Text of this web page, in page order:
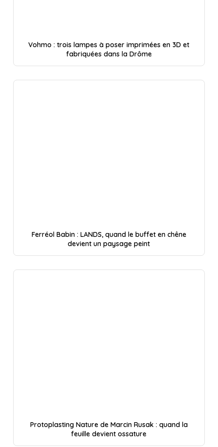
Vohmo : trois lampes à poser imprimées en 3D et
fabriquées dans la Drôme
Ferréol Babin : LANDS, quand le buffet en chêne
devient un paysage peint
Protoplasting Nature de Marcin Rusak : quand la
feuille devient ossature